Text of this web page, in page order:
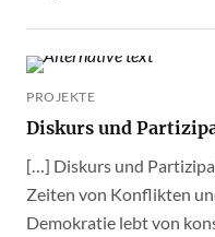
PROJEKTE
Diskurs und
[…] Diskurs und
Zeiten von Konflikten
Demokratie lebt von